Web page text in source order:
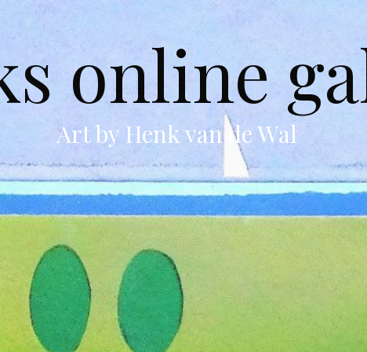
online
Art by Henk van de Wal